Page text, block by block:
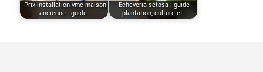
Prix installation vmc maison
ancienne : guide…
Echeveria setosa : guide
plantation, culture et…